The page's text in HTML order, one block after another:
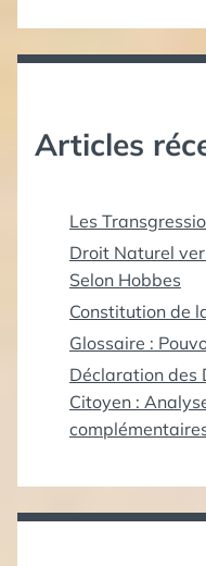
Articles
Les
Droit Naturel
Selon Hobbes
Constitution de
Glossaire :
Déclaration des
Citoyen :